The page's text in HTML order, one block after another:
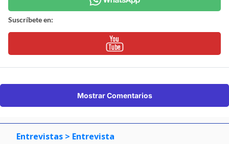
Suscríbete en:
Mostrar Comentarios
Entrevistas > Entrevista